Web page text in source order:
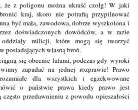
że z poligonu można ukraść czołg! W jaki
kraj, skoro nie potrafią przypilnować
być mała, zawodowa, dobrze wyszkolona i
doświadczonych dowódców, a w razie
milicji, które mogą się tworzyć
posiadających własną broń.
się obecnie latami, podczas gdy wyroki
zapadać na jednej rozprawie! Prawo
dla wszystkich i egzekwowane
o państwie prawa kiedy prawo jest
przedawnieniu z powodu opieszałości